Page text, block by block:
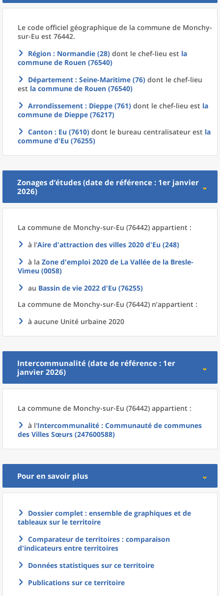
Le code officiel géographique de la commune de Monchy-
sur-Eu est 76442.
Région : Normandie (28) dont le chef-lieu est la
commune de Rouen (76540)
Département : Seine-Maritime (76) dont le chef-lieu
est la commune de Rouen (76540)
Arrondissement : Dieppe (761) dont le chef-lieu est la
commune de Dieppe (76217)
Canton : Eu (7610) dont le bureau centralisateur est la
commune d'Eu (76255)
Zonages d’études (date de référence : 1er janvier
2026)
La commune de Monchy-sur-Eu (76442) appartient :
à l'Aire d'attraction des villes 2020 d'Eu (248)
à la Zone d'emploi 2020 de La Vallée de la Bresle-
Vimeu (0058)
au Bassin de vie 2022 d'Eu (76255)
La commune de Monchy-sur-Eu (76442) n’appartient :
à aucune Unité urbaine 2020
Intercommunalité (date de référence : 1er
janvier 2026)
La commune de Monchy-sur-Eu (76442) appartient :
à l'Intercommunalité : Communauté de communes
des Villes Sœurs (247600588)
Pour en savoir plus
Dossier complet : ensemble de graphiques et de
tableaux sur le territoire
Comparateur de territoires : comparaison
d'indicateurs entre territoires
Données statistiques sur ce territoire
Publications sur ce territoire